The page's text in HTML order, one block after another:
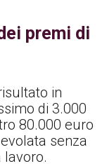
premi di
in
di 3.000
80.000 euro
senza